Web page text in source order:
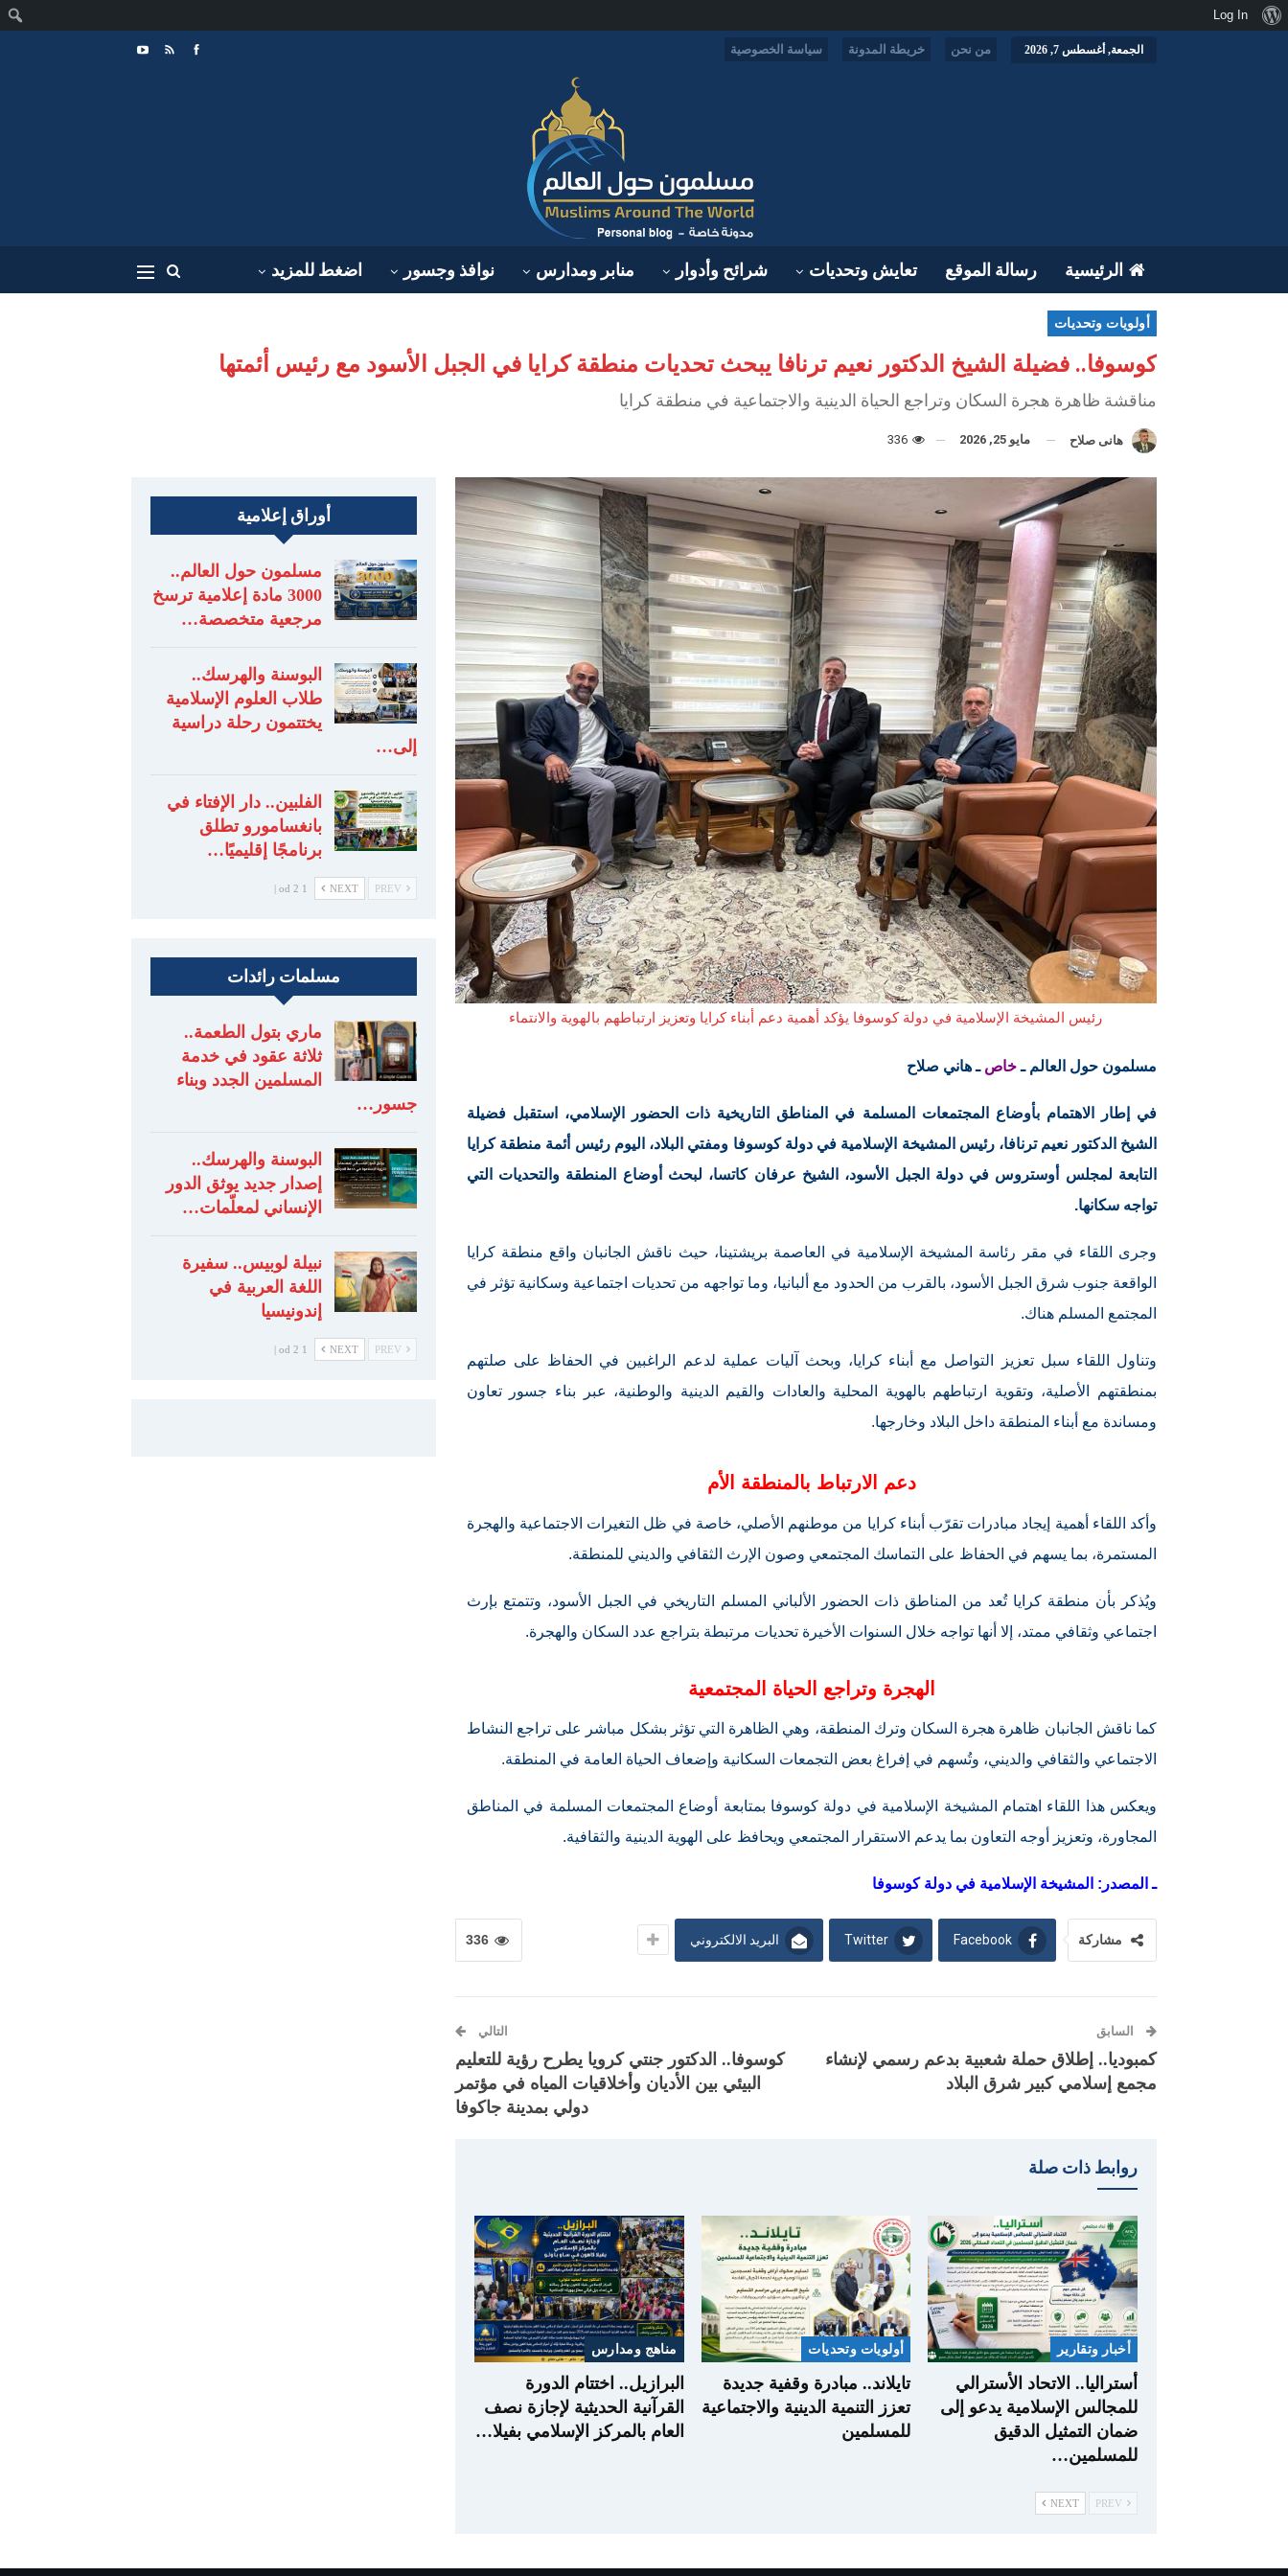
الجمعة, أغسطس 7, 2026 من نحن خريطة المدونة سياسة الخصوصية
الرئيسية رسالة الموقع تعايش وتحديات شرائح وأدوار منابر ومدارس نوافذ وجسور اضغط للمزيد
أولويات وتحديات
كوسوفا.. فضيلة الشيخ الدكتور نعيم ترنافا يبحث تحديات منطقة كرايا في الجبل الأسود مع رئيس أئمتها
مناقشة ظاهرة هجرة السكان وتراجع الحياة الدينية والاجتماعية في منطقة كرايا
هانى صلاح مايو 25, 2026
رئيس المشيخة الإسلامية في دولة كوسوفا يؤكد أهمية دعم أبناء كرايا وتعزيز ارتباطهم بالهوية والانتماء
مسلمون حول العالم ـخاص ـ هاني صلاح
في إطار الاهتمام بأوضاع المجتمعات المسلمة في المناطق التاريخية ذات الحضور الإسلامي، استقبل فضيلة
الشيخ الدكتور نعيم ترنافا، رئيس المشيخة الإسلامية في دولة كوسوفا ومفتي البلاد، اليوم رئيس أئمة منطقة كرايا
التابعة لمجلس أوستروس في دولة الجبل الأسود، الشيخ عرفان كاتسا، لبحث أوضاع المنطقة والتحديات التي
تواجه سكانها.
وجرى اللقاء في مقر رئاسة المشيخة الإسلامية في العاصمة بريشتينا، حيث ناقش الجانبان واقع منطقة كرايا
الواقعة جنوب شرق الجبل الأسود، بالقرب من الحدود مع ألبانيا، وما تواجهه من تحديات اجتماعية وسكانية تؤثر في
المجتمع المسلم هناك.
وتناول اللقاء سبل تعزيز التواصل مع أبناء كرايا، وبحث آليات عملية لدعم الراغبين في الحفاظ على صلتهم
بمنطقتهم الأصلية، وتقوية ارتباطهم بالهوية المحلية والعادات والقيم الدينية والوطنية، عبر بناء جسور تعاون
ومساندة مع أبناء المنطقة داخل البلاد وخارجها.
دعم الارتباط بالمنطقة الأم
وأكد اللقاء أهمية إيجاد مبادرات تقرّب أبناء كرايا من موطنهم الأصلي، خاصة في ظل التغيرات الاجتماعية والهجرة
المستمرة، بما يسهم في الحفاظ على التماسك المجتمعي وصون الإرث الثقافي والديني للمنطقة.
ويُذكر بأن منطقة كرايا تُعد من المناطق ذات الحضور الألباني المسلم التاريخي في الجبل الأسود، وتتمتع بإرث
اجتماعي وثقافي ممتد، إلا أنها تواجه خلال السنوات الأخيرة تحديات مرتبطة بتراجع عدد السكان والهجرة.
الهجرة وتراجع الحياة المجتمعية
كما ناقش الجانبان ظاهرة هجرة السكان وترك المنطقة، وهي الظاهرة التي تؤثر بشكل مباشر على تراجع النشاط
الاجتماعي والثقافي والديني، وتُسهم في إفراغ بعض التجمعات السكانية وإضعاف الحياة العامة في المنطقة.
ويعكس هذا اللقاء اهتمام المشيخة الإسلامية في دولة كوسوفا بمتابعة أوضاع المجتمعات المسلمة في المناطق
المجاورة، وتعزيز أوجه التعاون بما يدعم الاستقرار المجتمعي ويحافظ على الهوية الدينية والثقافية.
ـ المصدر: المشيخة الإسلامية في دولة كوسوفا
336 مشاركة Facebook
Twitter البريد الالكتروني
السابق
كمبوديا.. إطلاق حملة شعبية بدعم رسمي لإنشاء
مجمع إسلامي كبير شرق البلاد
التالي
كوسوفا.. الدكتور جنتي كرويا يطرح رؤية للتعليم
البيئي بين الأديان وأخلاقيات المياه في مؤتمر
دولي بمدينة جاكوفا
روابط ذات صلة
أخبار وتقارير
أستراليا.. الاتحاد الأسترالي
للمجالس الإسلامية يدعو إلى
ضمان التمثيل الدقيق
للمسلمين…
أولويات وتحديات
تايلاند.. مبادرة وقفية جديدة
تعزز التنمية الدينية والاجتماعية
للمسلمين
مناهج ومدارس
البرازيل.. اختتام الدورة
القرآنية الحديثية لإجازة نصف
العام بالمركز الإسلامي بفيلا…
NEXT
أوراق إعلامية
مسلمون حول العالم..
3000 مادة إعلامية ترسخ
مرجعية متخصصة…
البوسنة والهرسك..
طلاب العلوم الإسلامية
يختتمون رحلة دراسية
إلى…
الفلبين.. دار الإفتاء في
بانغسامورو تطلق
برنامجًا إقليميًا…
NEXT
1 od 2 |
مسلمات رائدات
ماري بتول الطعمة..
ثلاثة عقود في خدمة
المسلمين الجدد وبناء
جسور…
البوسنة والهرسك..
إصدار جديد يوثق الدور
الإنساني لمعلّمات…
نبيلة لوبيس.. سفيرة
اللغة العربية في
إندونيسيا
NEXT
1 od 2 |
نبذةLog In